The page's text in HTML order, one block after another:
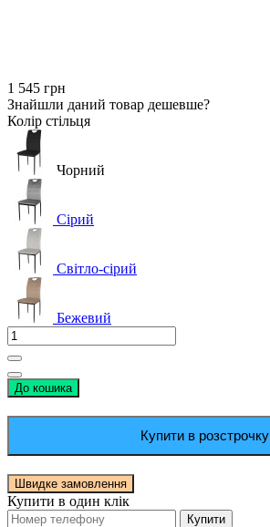
1 545 грн
Знайшли даний товар дешевше?
Колір стільця
Чорний
Сірий
Світло-сірий
Бежевий
До кошика
Купити в розстрочку
Швидке замовлення
Купити в один клік
Купити